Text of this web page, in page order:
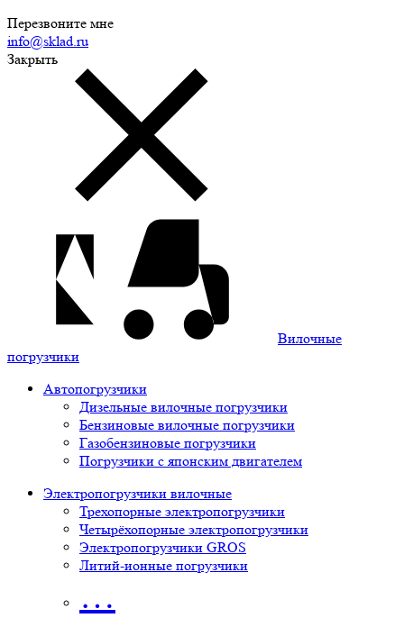
Перезвоните мне
info@sklad.ru
Закрыть
Вилочные
погрузчики
Автопогрузчики
Дизельные вилочные погрузчики
Бензиновые вилочные погрузчики
Газобензиновые погрузчики
Погрузчики с японским двигателем
Электропогрузчики вилочные
Трехопорные электропогрузчики
Четырёхопорные электропогрузчики
Электропогрузчики GROS
Литий-ионные погрузчики
…